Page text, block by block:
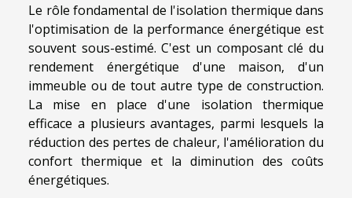
Le rôle fondamental de l'isolation thermique dans
l'optimisation de la performance énergétique est
souvent sous-estimé. C'est un composant clé du
rendement énergétique d'une maison, d'un
immeuble ou de tout autre type de construction.
La mise en place d'une isolation thermique
efficace a plusieurs avantages, parmi lesquels la
réduction des pertes de chaleur, l'amélioration du
confort thermique et la diminution des coûts
énergétiques.